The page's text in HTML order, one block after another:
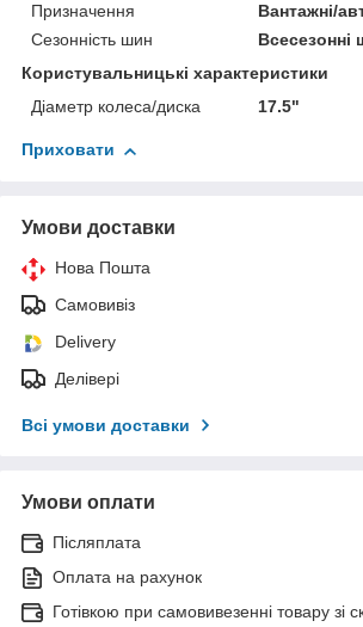
Призначення
Вантажні/
Сезонність шин
Всесезонні
Користувальницькі характеристики
Діаметр колеса/диска
17.5"
Приховати
Умови доставки
Нова Пошта
Самовивіз
Delivery
Делівері
Всі умови доставки
Умови оплати
Післяплата
Оплата на рахунок
Готівкою при самовивезенні товару зі